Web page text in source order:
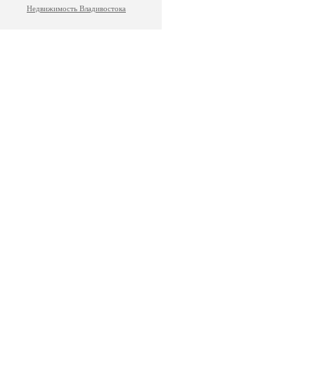
Недвижимость Владивостока